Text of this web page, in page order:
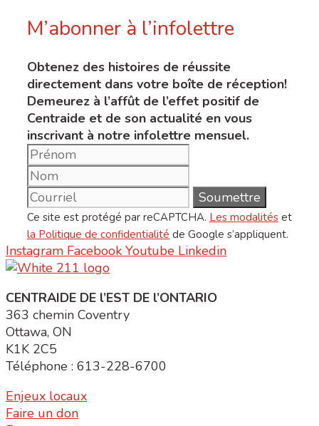
M’abonner à l’infolettre
Obtenez des histoires de réussite
directement dans votre boîte de réception!
Demeurez à l’affût de l’effet positif de
Centraide et de son actualité en vous
inscrivant à notre infolettre mensuel.
Ce site est protégé par reCAPTCHA. Les modalités et
la Politique de confidentialité de Google s’appliquent.
Instagram Facebook Youtube Linkedin
CENTRAIDE DE l’EST DE l’ONTARIO
363 chemin Coventry
Ottawa, ON
K1K 2C5
Téléphone : 613-228-6700
Enjeux locaux
Faire un don